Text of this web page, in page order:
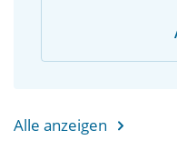
Alle anzeigen